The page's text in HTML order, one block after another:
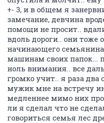
+- 3, и в общем я
замечание, девчина
помощи не просит..
вдоль дороги.. они тоже
начинающего
машинам своих папок...
ноль внимания.. все
громко учит.. я раза два
мужик мне на встречу
медленнее мимо них
ли я сделал что не
говориться семья лес